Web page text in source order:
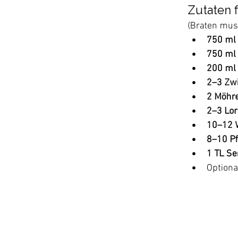
Zutaten
(Braten
750 ml
750 ml
200 ml
2–3
2
2–3
10–12
8–10
1 TL